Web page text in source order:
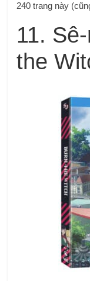
240 trang này
11.
the